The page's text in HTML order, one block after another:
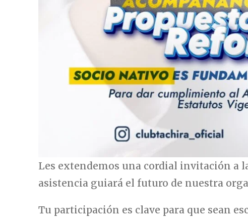
Les extendemos una cordial invitación a
asistencia guiará el futuro de nuestra
Tu participación es clave para que sean